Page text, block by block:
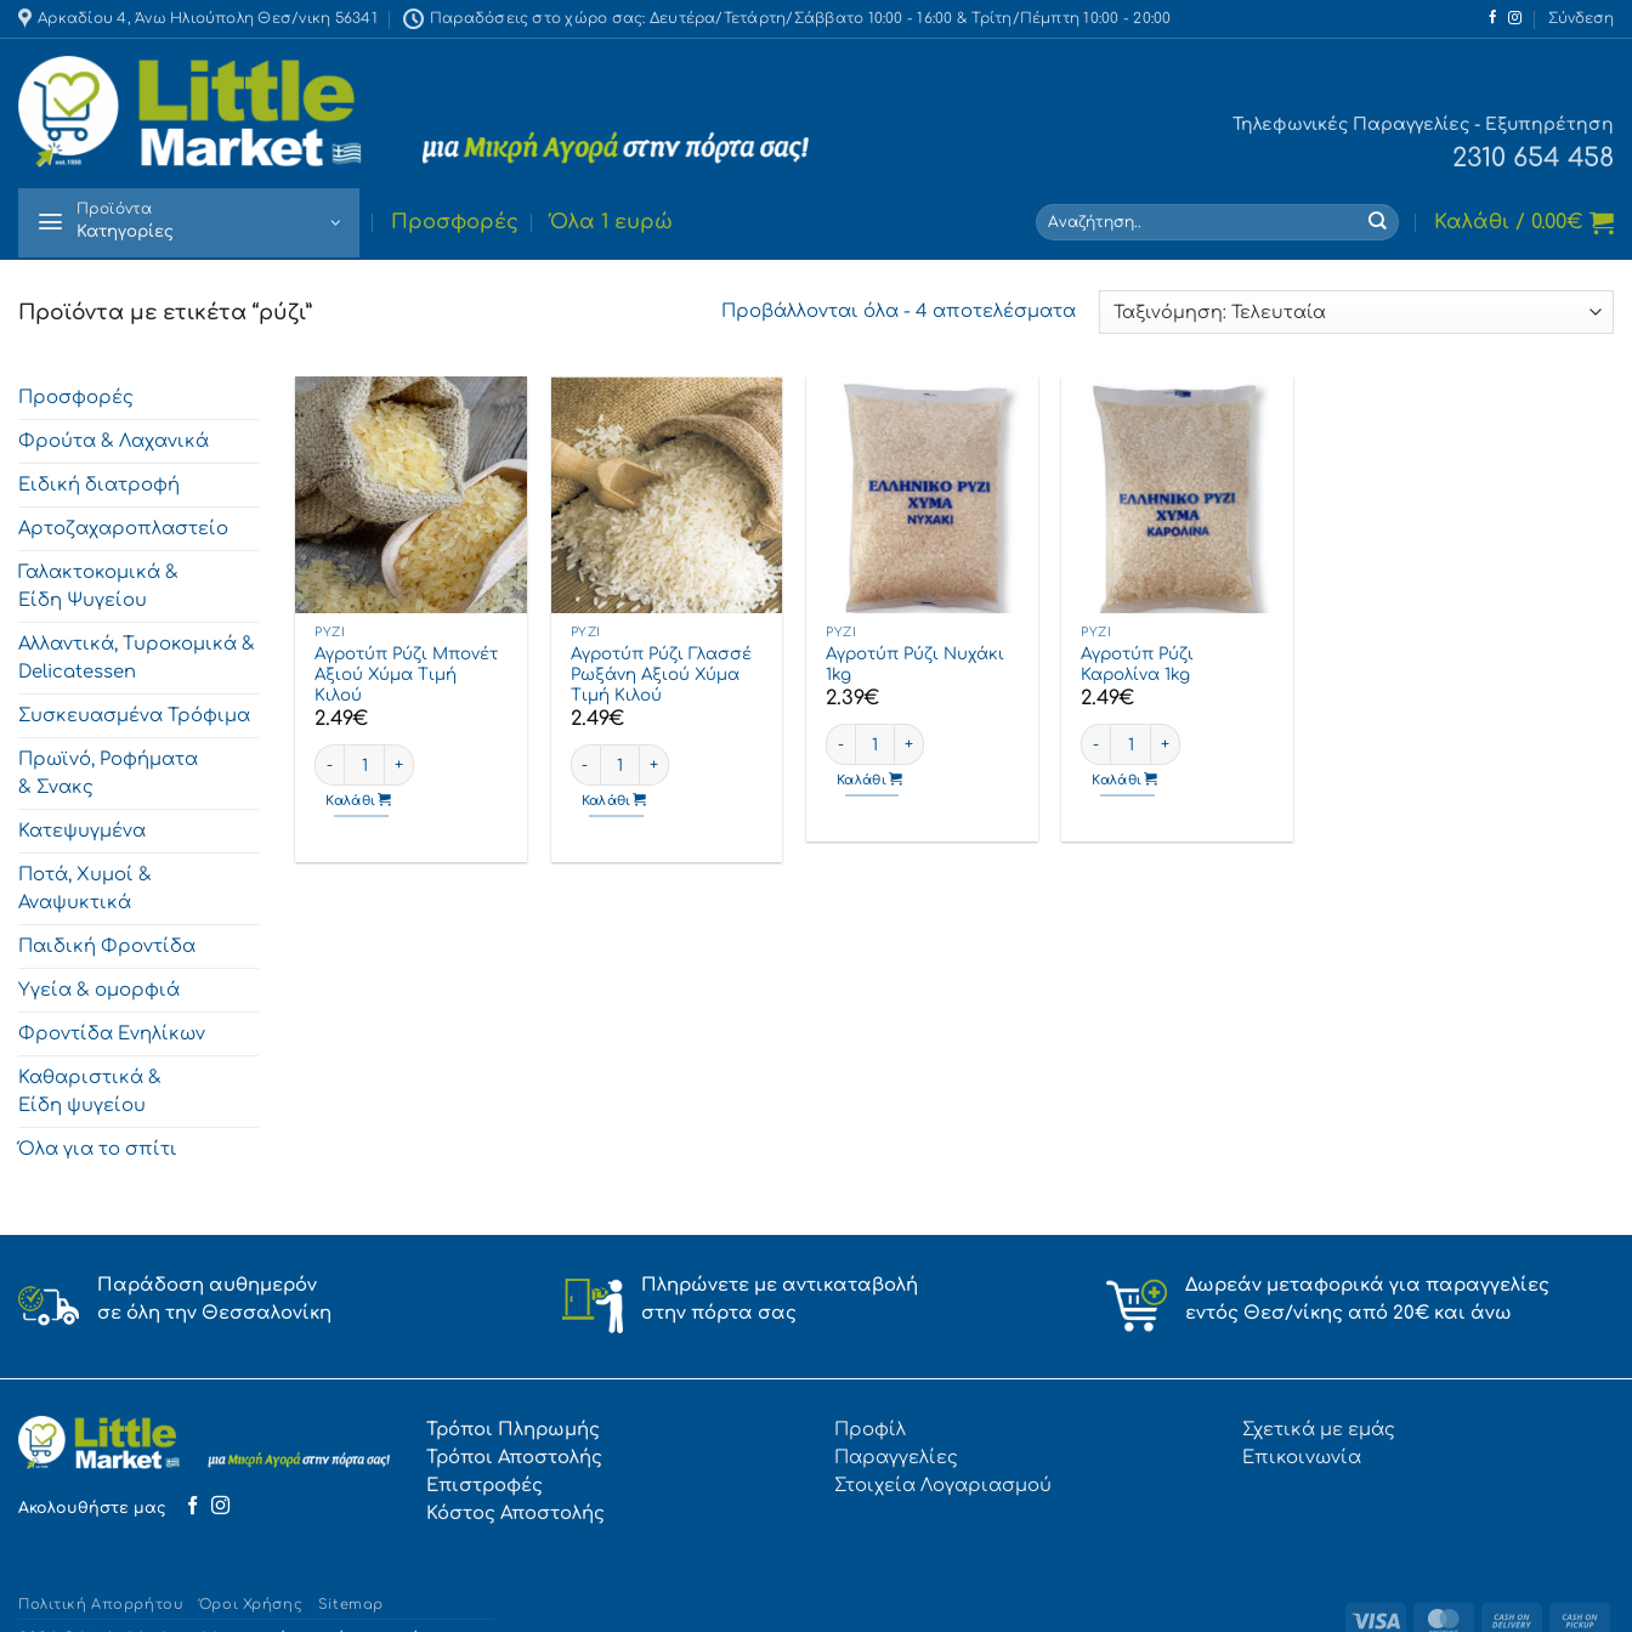
Skip
to
content
Αρκαδίου 4, Άνω Ηλιούπολη Θεσ/νικη 56341 Παραδόσεις στο χώρο σας: Δευτέρα/Τετάρτη/Σάββατο 10:00 - 16:00 & Τρίτη/Πέμπτη 10:00 - 20:00 Σύνδεση
Τηλεφωνικές Παραγγελίες - Εξυπηρέτηση
2310 654 458
Προϊόντα
Κατηγορίες Προσφορές Όλα 1 ευρώ
Αναζήτηση
για:
Καλάθι / 0.00€
Προϊόντα με ετικέτα “ρύζι” Προβάλλονται όλα - 4 αποτελέσματαSorted
Προσφορές
Φρούτα & Λαχανικά
Ειδική διατροφή
Αρτοζαχαροπλαστείο
Γαλακτοκομικά &
Είδη Ψυγείου
Αλλαντικά, Τυροκομικά &
Delicatessen
Συσκευασμένα Τρόφιμα
Πρωϊνό, Ροφήματα
& Σνακς
Κατεψυγμένα
Ποτά, Χυμοί &
Αναψυκτικά
Παιδική Φροντίδα
Υγεία & ομορφιά
Φροντίδα Ενηλίκων
Καθαριστικά &
Είδη ψυγείου
Όλα για το σπίτι
ΡΎΖΙ
Αγροτύπ Ρύζι Μπονέτ
Αξιού Χύμα Τιμή
Κιλού
2.49€
Αγροτύπ Ρύζι Μπονέτ Αξιού χύμα τιμή κιλού ποσότητα
Καλάθι
ΡΎΖΙ
Αγροτύπ Ρύζι Γλασσέ
Ρωξάνη Αξιού Χύμα
Τιμή Κιλού
2.49€
Αγροτύπ Ρύζι Γλασσέ Ρωξάνη Αξιού χύμα τιμή κιλού ποσότητα
Καλάθι
ΡΎΖΙ
Αγροτύπ Ρύζι Νυχάκι
1kg
2.39€
Αγροτύπ Ρύζι Νυχάκι 1kg ποσότητα
Καλάθι
ΡΎΖΙ
Αγροτύπ Ρύζι
Καρολίνα 1kg
2.49€
Αγροτύπ Ρύζι Καρολίνα 1kg ποσότητα
Καλάθι
Παράδοση αυθημερόν
σε όλη την Θεσσαλονίκη
Πληρώνετε με αντικαταβολή
στην πόρτα σας
Δωρεάν μεταφορικά για παραγγελίες
εντός Θεσ/νίκης από 20€ και άνω
Ακολουθήστε μας
Τρόποι Πληρωμής
Τρόποι Αποστολής
Επιστροφές
Κόστος Αποστολής
Προφίλ
Παραγγελίες
Στοιχεία Λογαριασμού
Σχετικά με εμάς
Επικοινωνία
Visa MasterCard
Cash
Πολιτική Απορρήτου Όροι Χρήσης Sitemap